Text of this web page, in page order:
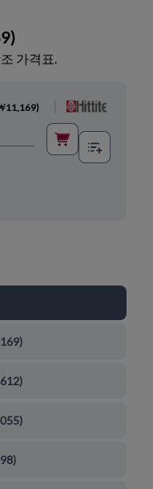
)
가격표.
)
)
)
)
)